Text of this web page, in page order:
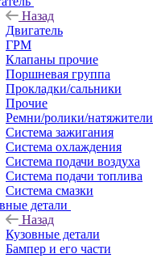
Назад
Двигатель
ГРМ
Клапаны прочие
Поршневая группа
Прокладки/сальники
Прочие
Ремни/ролики/натяжители
Система зажигания
Система охлаждения
Система подачи воздуха
Система подачи топлива
Система смазки
детали
Назад
Кузовные детали
Бампер и его части